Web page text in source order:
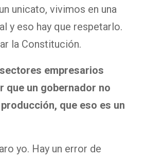
unicato, vivimos en una
y eso hay que respetarlo.
la Constitución.
empresarios
que un gobernador no
que eso es un
yo. Hay un error de